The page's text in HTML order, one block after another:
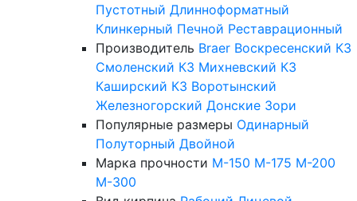
Пустотный Длинноформатный
Клинкерный Печной Реставрационный
Производитель Braer Воскресенский КЗ
Смоленский КЗ Михневский КЗ
Каширский КЗ Воротынский
Железногорский Донские Зори
Популярные размеры Одинарный
Полуторный Двойной
Марка прочности М-150 М-175 М-200
М-300